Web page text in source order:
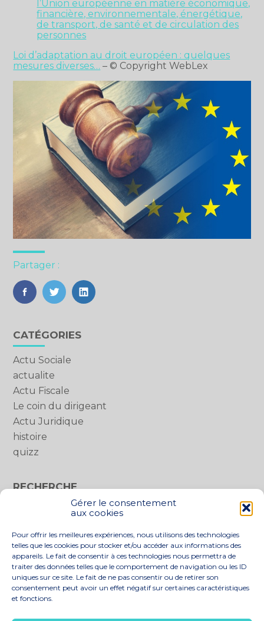
Gérer le consentement
aux cookies
Pour offrir les meilleures expériences, nous utilisons des technologies
telles que les cookies pour stocker et/ou accéder aux informations des
appareils. Le fait de consentir à ces technologies nous permettra de
traiter des données telles que le comportement de navigation ou les ID
uniques sur ce site. Le fait de ne pas consentir ou de retirer son
consentement peut avoir un effet négatif sur certaines caractéristiques
et fonctions.
l’Union européenne en matière économique,
financière, environnementale, énergétique,
de transport, de santé et de circulation des
personnes
Loi d’adaptation au droit européen : quelques
mesures diverses… – © Copyright WebLex
Partager :
FaceBook
TwitterLinkedIn
Blog
sidebar
CATÉGORIES
Actu Sociale
actualite
Actu Fiscale
Le coin du dirigeant
Actu Juridique
histoire
quizz
RECHERCHE
Rechercher :